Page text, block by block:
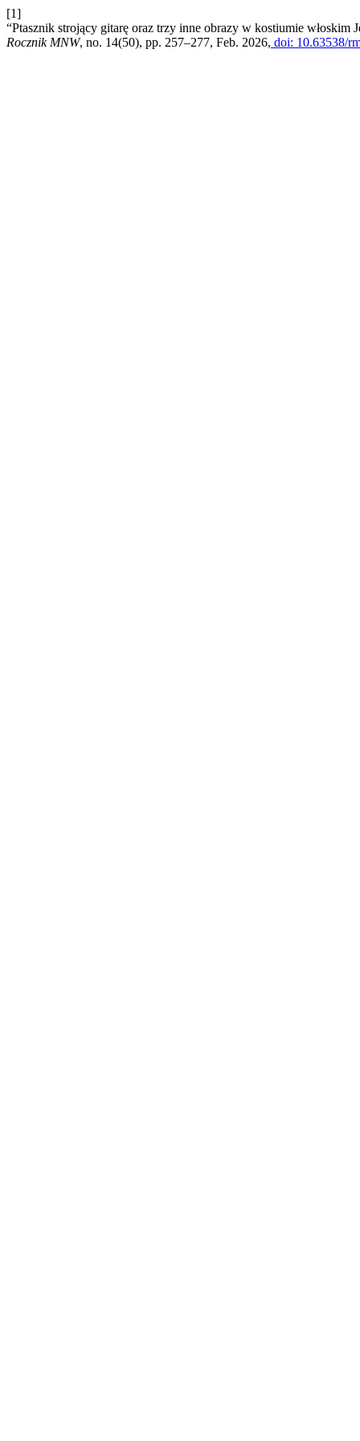
[1]
“Ptasznik strojący gitarę oraz trzy inne obrazy w kostiumie włoskim
Rocznik MNW, no. 14(50), pp. 257–277, Feb. 2026, doi: 10.63538/